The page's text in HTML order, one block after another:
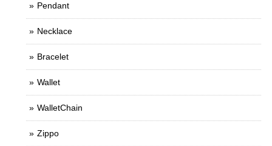
Pendant
Necklace
Bracelet
Wallet
WalletChain
Zippo